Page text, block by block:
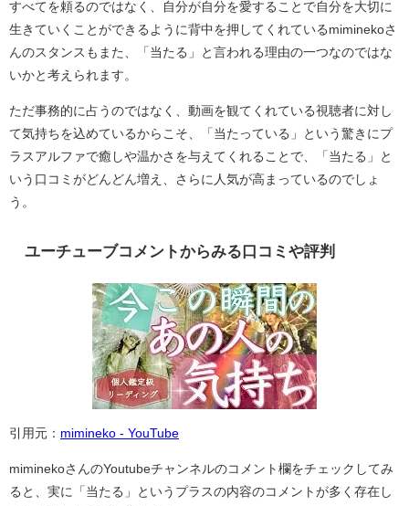
すべてを頼るのではなく、自分が自分を愛することで自分を大切に
生きていくことができるように背中を押してくれているmiminekoさ
んのスタンスもまた、「当たる」と言われる理由の一つなのではな
いかと考えられます。
ただ事務的に占うのではなく、動画を観てくれている視聴者に対し
て気持ちを込めているからこそ、「当たっている」という驚きにプ
ラスアルファで癒しや温かさを与えてくれることで、「当たる」と
いう口コミがどんどん増え、さらに人気が高まっているのでしょ
う。
ユーチューブコメントからみる口コミや評判
引用元： mimineko - YouTube
miminekoさんのYoutubeチャンネルのコメント欄をチェックしてみ
ると、実に「当たる」というプラスの内容のコメントが多く存在し